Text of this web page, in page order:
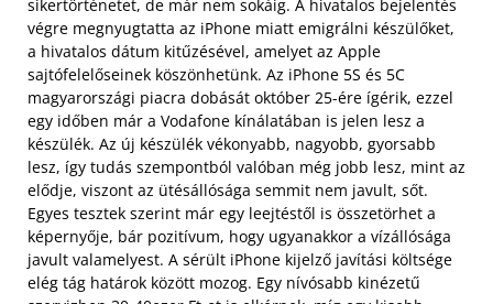
sikertörténetet, de már nem sokáig. A hivatalos bejelentés
végre megnyugtatta az iPhone miatt emigrálni készülőket,
a hivatalos dátum kitűzésével, amelyet az Apple
sajtófelelőseinek köszönhetünk. Az iPhone 5S és 5C
magyarországi piacra dobását október 25-ére ígérik, ezzel
egy időben már a Vodafone kínálatában is jelen lesz a
készülék. Az új készülék vékonyabb, nagyobb, gyorsabb
lesz, így tudás szempontból valóban még jobb lesz, mint az
elődje, viszont az ütésállósága semmit nem javult, sőt.
Egyes tesztek szerint már egy leejtéstől is összetörhet a
képernyője, bár pozitívum, hogy ugyanakkor a vízállósága
javult valamelyest. A sérült iPhone kijelző javítási költsége
elég tág határok között mozog. Egy nívósabb kinézetű